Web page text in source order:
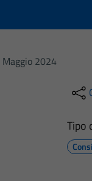
Maggio 2024
Tipo